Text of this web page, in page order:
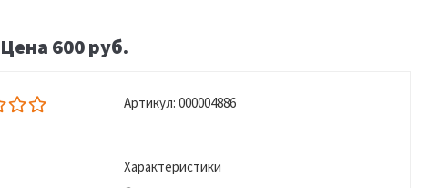
600 руб.
Артикул: 000004886
Характеристики